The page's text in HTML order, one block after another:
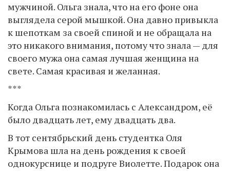
мужчиной. Ольга знала, что на его фоне она
выглядела серой мышкой. Она давно привыкла
к шепоткам за своей спиной и не обращала на
это никакого внимания, потому что знала — для
своего мужа она самая лучшая женщина на
свете. Самая красивая и желанная.
***
Когда Ольга познакомилась с Александром, её
было двадцать лет, ему двадцать два.
В тот сентябрьский день студентка Оля
Крымова шла на день рождения к своей
однокурснице и подруге Виолетте. Подарок она